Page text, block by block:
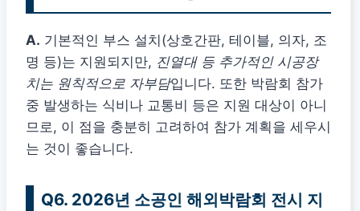
A. 기본적인 부스 설치(상호간판, 테이블, 의자, 조
명 등)는 지원되지만, 진열대 등 추가적인 시공장
치는 원칙적으로 자부담입니다. 또한 박람회 참가
중 발생하는 식비나 교통비 등은 지원 대상이 아니
므로, 이 점을 충분히 고려하여 참가 계획을 세우시
는 것이 좋습니다.
Q6. 2026년 소공인 해외박람회 전시 지